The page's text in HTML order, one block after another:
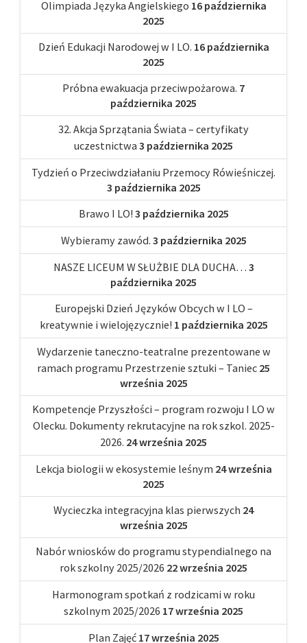
Olimpiada Języka Angielskiego 16 października
2025
Dzień Edukacji Narodowej w I LO. 16 października
2025
Próbna ewakuacja przeciwpożarowa. 7
października 2025
32. Akcja Sprzątania Świata – certyfikaty
uczestnictwa 3 października 2025
Tydzień o Przeciwdziałaniu Przemocy Rówieśniczej.
3 października 2025
Brawo I LO! 3 października 2025
Wybieramy zawód. 3 października 2025
NASZE LICEUM W SŁUŻBIE DLA DUCHA… 3
października 2025
Europejski Dzień Języków Obcych w I LO –
kreatywnie i wielojęzycznie! 1 października 2025
Wydarzenie taneczno-teatralne prezentowane w
ramach programu Przestrzenie sztuki – Taniec 25
września 2025
Kompetencje Przyszłości – program rozwoju I LO w
Olecku. Dokumenty rekrutacyjne na rok szkol. 2025-
2026. 24 września 2025
Lekcja biologii w ekosystemie leśnym 24 września
2025
Wycieczka integracyjna klas pierwszych 24
września 2025
Nabór wniosków do programu stypendialnego na
rok szkolny 2025/2026 22 września 2025
Harmonogram spotkań z rodzicami w roku
szkolnym 2025/2026 17 września 2025
Plan Zajęć 17 września 2025